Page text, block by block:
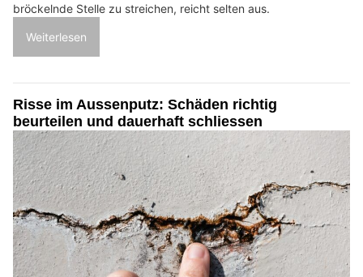
bröckelnde Stelle zu streichen, reicht selten aus.
Weiterlesen
Risse im Aussenputz: Schäden richtig
beurteilen und dauerhaft schliessen